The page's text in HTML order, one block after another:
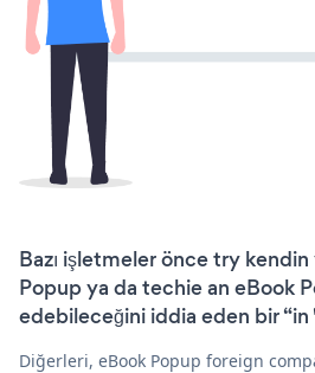
Bazı işletmeler önce try
Popup ya da techie an eBook
edebileceğini iddia eden bir
Diğerleri, eBook Popup foreign